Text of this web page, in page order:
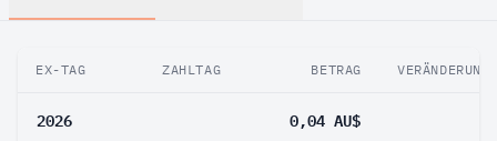
EX-TAG ZAHLTAG BETRAG VERÄNDERUNG
2026 0,04 AU$